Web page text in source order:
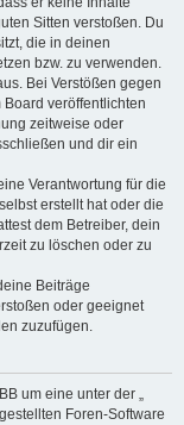
Sitten verstoßen. Du
die in deinen
bzw. zu verwenden.
Bei Verstößen gegen
veröffentlichten
zeitweise oder
und dir ein
Verantwortung für die
erstellt hat oder die
dem Betreiber, dein
zu löschen oder zu
Beiträge
oder geeignet
zuzufügen.
um eine unter der „
Foren-Software